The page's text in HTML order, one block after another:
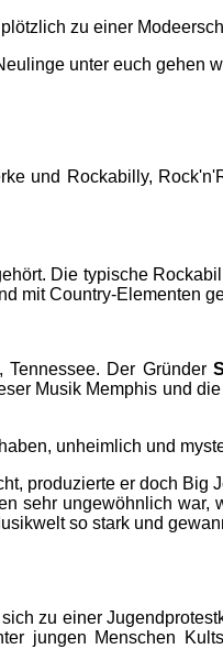
zu einer
unter euch gehen
und Rockabilly,
Die typische
mit Country-Elementen
Der Gründer
Musik Memphis und
unheimlich und
produzierte er doch Big
sehr ungewöhnlich
so stark und
zu einer
jungen Menschen